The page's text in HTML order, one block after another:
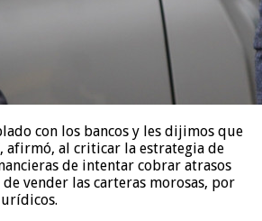
con los bancos y les dijimos que
afirmó, al criticar la estrategia de
de intentar cobrar atrasos
de vender las carteras morosas, por